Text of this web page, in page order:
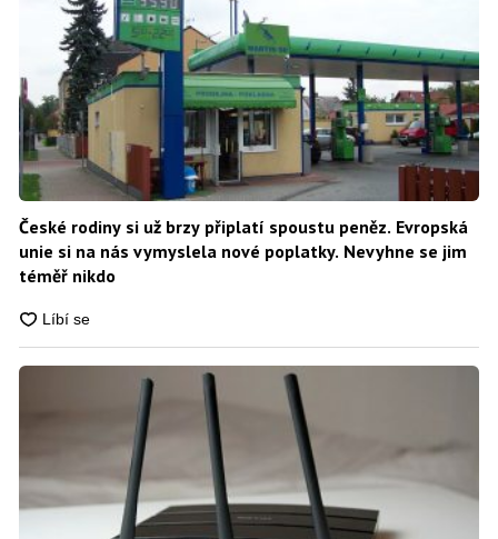
České rodiny si už brzy připlatí spoustu peněz. Evropská
unie si na nás vymyslela nové poplatky. Nevyhne se jim
téměř nikdo